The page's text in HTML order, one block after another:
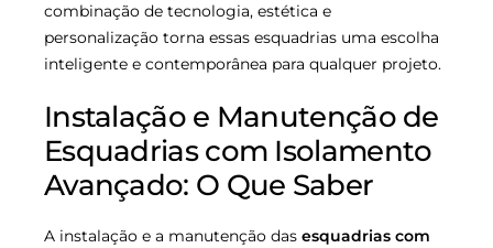
combinação de tecnologia, estética e
personalização torna essas esquadrias uma escolha
inteligente e contemporânea para qualquer projeto.
Instalação e Manutenção de
Esquadrias com Isolamento
Avançado: O Que Saber
A instalação e a manutenção das esquadrias com